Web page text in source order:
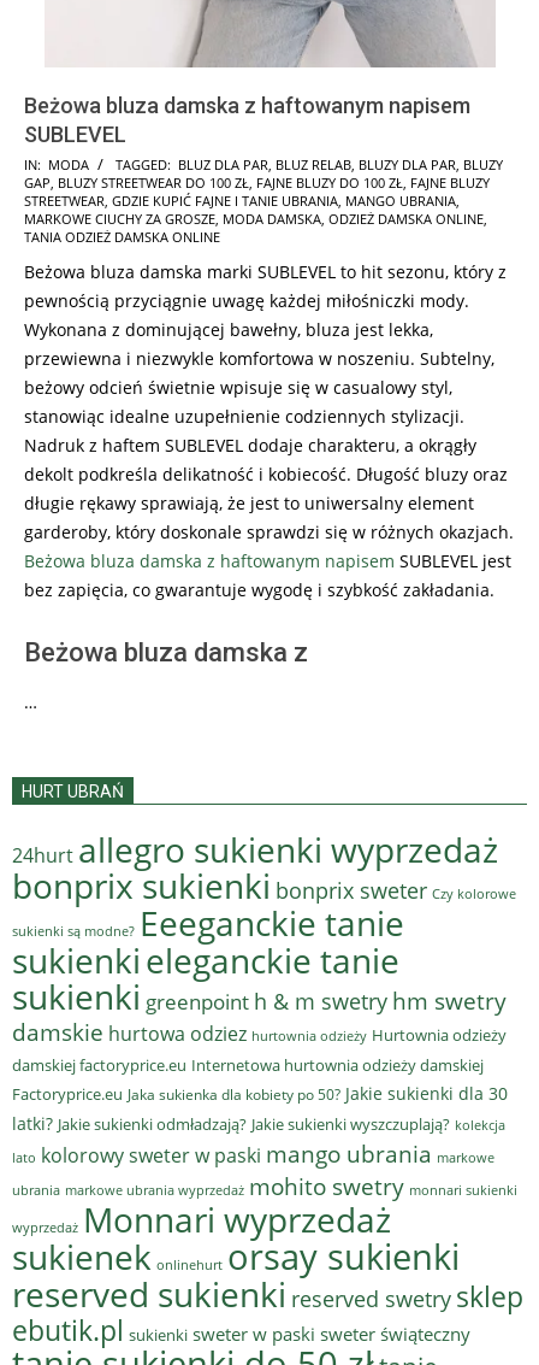
Beżowa bluza damska z haftowanym napisem
SUBLEVEL
2024-
09-
12
IN: MODA TAGGED: BLUZ DLA PAR, BLUZ RELAB, BLUZY DLA PAR, BLUZY
GAP, BLUZY STREETWEAR DO 100 ZŁ, FAJNE BLUZY DO 100 ZŁ, FAJNE BLUZY
STREETWEAR, GDZIE KUPIĆ FAJNE I TANIE UBRANIA, MANGO UBRANIA,
MARKOWE CIUCHY ZA GROSZE, MODA DAMSKA, ODZIEŻ DAMSKA ONLINE,
TANIA ODZIEŻ DAMSKA ONLINE
Beżowa bluza damska marki SUBLEVEL to hit sezonu, który z
pewnością przyciągnie uwagę każdej miłośniczki mody.
Wykonana z dominującej bawełny, bluza jest lekka,
przewiewna i niezwykle komfortowa w noszeniu. Subtelny,
beżowy odcień świetnie wpisuje się w casualowy styl,
stanowiąc idealne uzupełnienie codziennych stylizacji.
Nadruk z haftem SUBLEVEL dodaje charakteru, a okrągły
dekolt podkreśla delikatność i kobiecość. Długość bluzy oraz
długie rękawy sprawiają, że jest to uniwersalny element
garderoby, który doskonale sprawdzi się w różnych okazjach.
Beżowa bluza damska z haftowanym napisem SUBLEVEL jest
bez zapięcia, co gwarantuje wygodę i szybkość zakładania.
Beżowa bluza damska z
…
HURT UBRAŃ
24hurt allegro sukienki wyprzedaż
bonprix sukienki bonprix sweter Czy kolorowe
sukienki są modne? Eeeganckie tanie
sukienkieleganckie tanie
sukienki greenpoint h & m swetry hm swetry
damskie hurtowa odziez hurtownia odzieży Hurtownia odzieży
damskiej factoryprice.eu Internetowa hurtownia odzieży damskiej
Factoryprice.eu Jaka sukienka dla kobiety po 50? Jakie sukienki dla 30
latki? Jakie sukienki odmładzają? Jakie sukienki wyszczuplają? kolekcja
lato kolorowy sweter w paski mango ubrania markowe
ubrania markowe ubrania wyprzedaż mohito swetry monnari sukienki
wyprzedaż Monnari wyprzedaż
sukienek onlinehurt orsay sukienki
reserved sukienki reserved swetry sklep
ebutik.pl sukienki sweter w paski sweter świąteczny